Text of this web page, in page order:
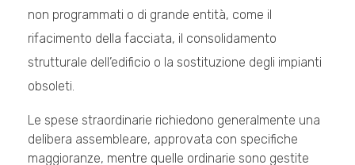
non programmati o di grande entità, come il
rifacimento della facciata, il consolidamento
strutturale dell’edificio o la sostituzione degli impianti
obsoleti.
Le spese straordinarie richiedono generalmente una
delibera assembleare, approvata con specifiche
maggioranze, mentre quelle ordinarie sono gestite